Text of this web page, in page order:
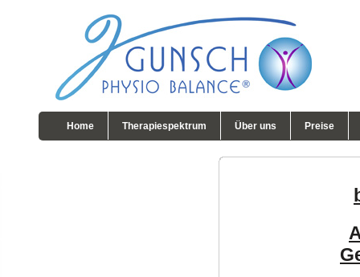
Home Therapiespektrum Über uns Preise